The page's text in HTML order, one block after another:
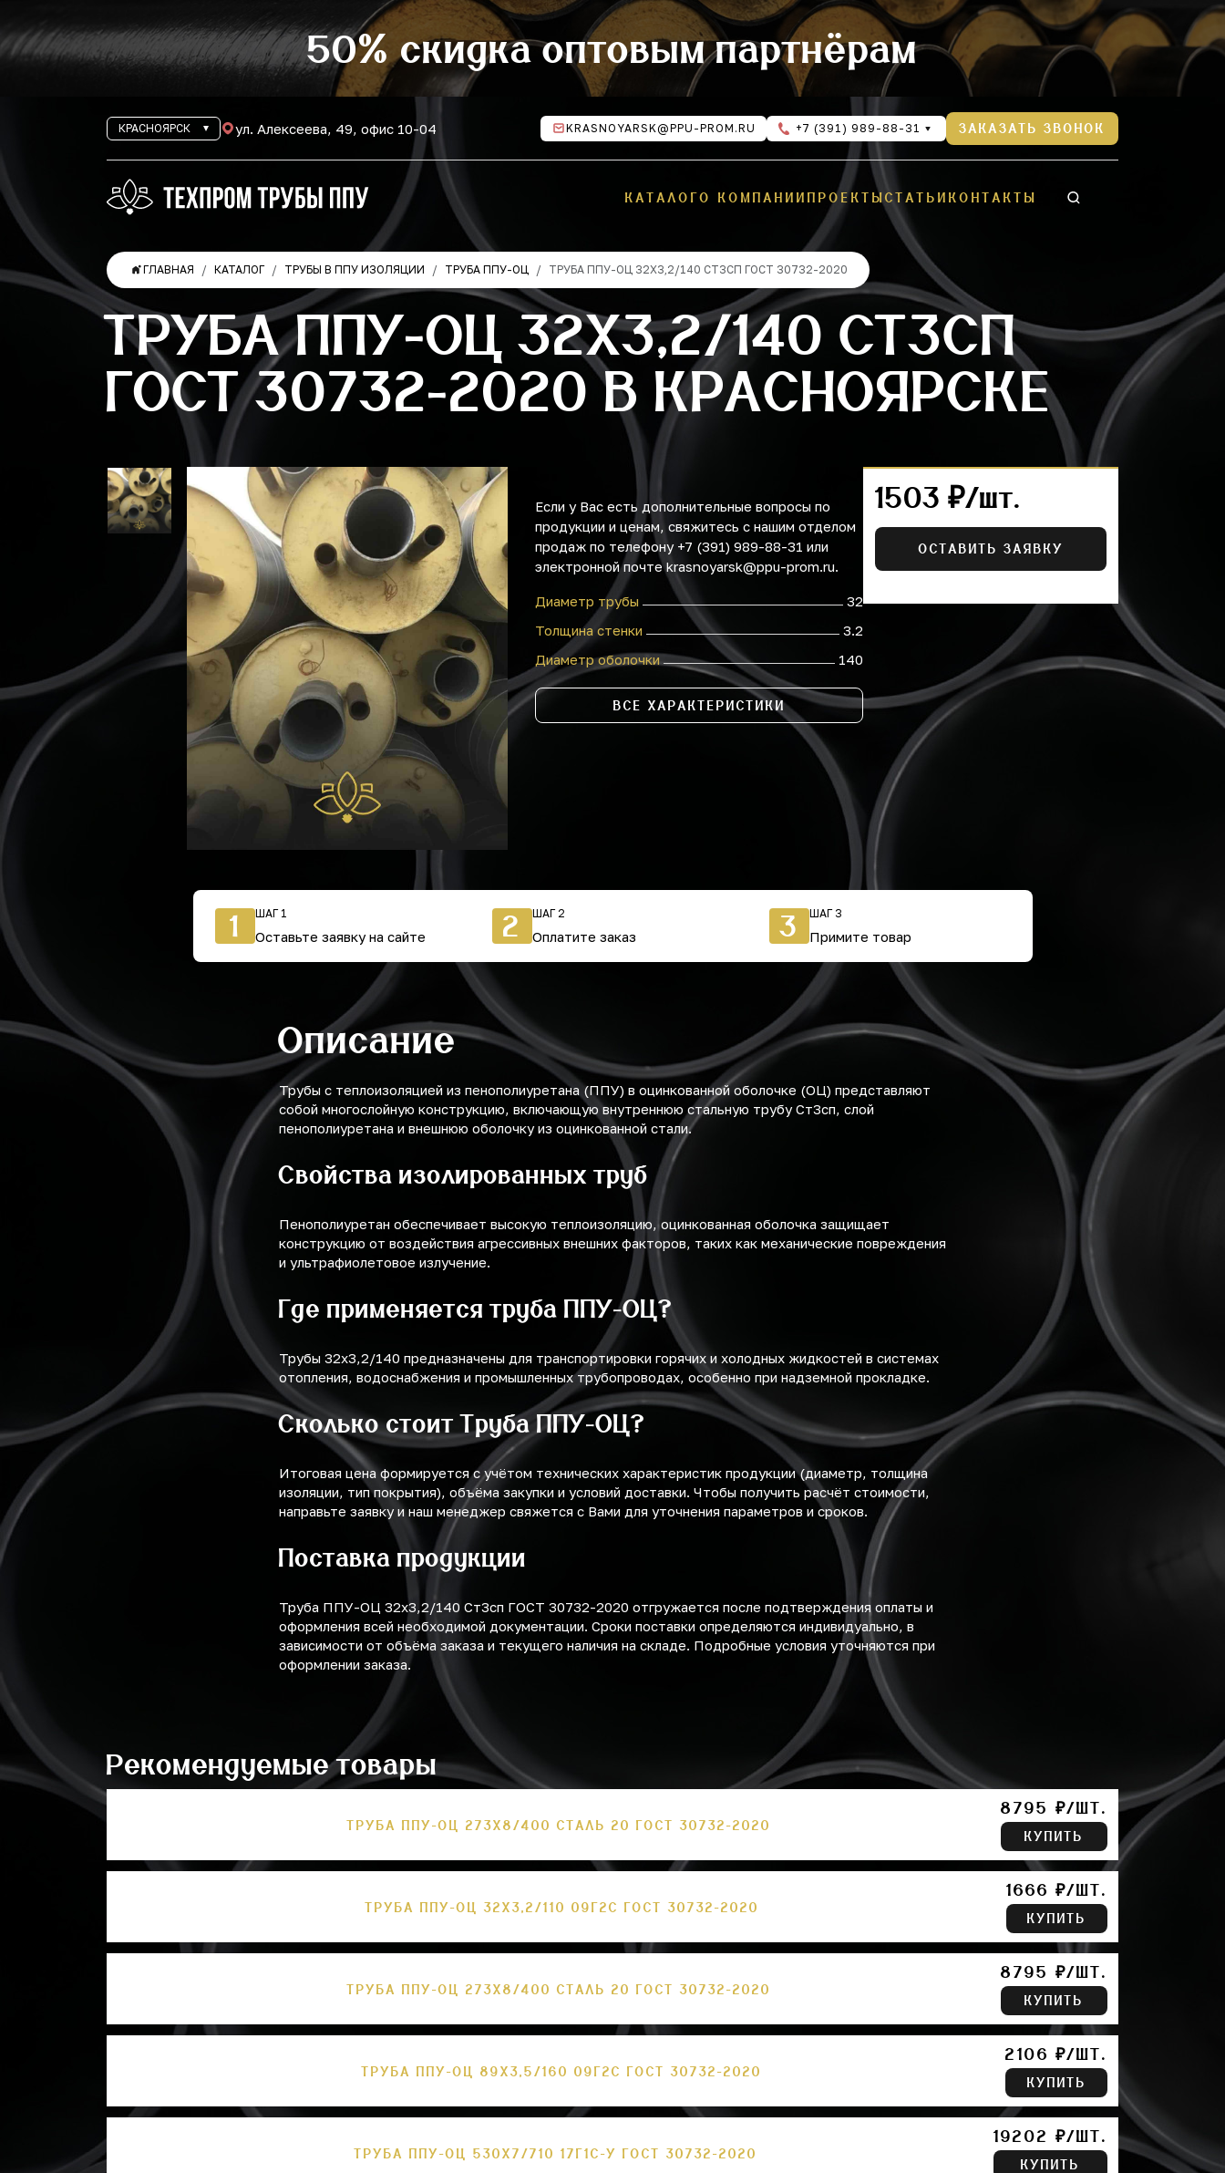
50% скидка оптовым партнёрам
КРАСНОЯРСК ул. Алексеева, 49, офис 10-04 KRASNOYARSK@PPU-PROM.RU +7 (391) 989-88-31 ЗАКАЗАТЬ ЗВОНОК
КАТАЛОГО КОМПАНИИ ПРОЕКТЫСТАТЬИ КОНТАКТЫ
ГЛАВНАЯ КАТАЛОГ ТРУБЫ В ППУ ИЗОЛЯЦИИ ТРУБА ППУ-ОЦ ТРУБА ППУ-ОЦ 32Х3,2/140 СТ3СП ГОСТ 30732-2020
ТРУБА ППУ-ОЦ 32Х3,2/140 СТ3СП
ГОСТ 30732-2020 В КРАСНОЯРСКЕ
Если у Вас есть дополнительные вопросы по
продукции и ценам, свяжитесь с нашим отделом
продаж по телефону +7 (391) 989-88-31 или
электронной почте krasnoyarsk@ppu-prom.ru.
Диаметр трубы
32
Толщина стенки
3.2
Диаметр оболочки
140
ВСЕ ХАРАКТЕРИСТИКИ
1503 ₽/шт.
ОСТАВИТЬ ЗАЯВКУ
1 ШАГ 1
Оставьте заявку на сайте 2 ШАГ 2
Оплатите заказ 3 ШАГ 3
Примите товар
Описание
Трубы с теплоизоляцией из пенополиуретана (ППУ) в оцинкованной оболочке (ОЦ) представляют
собой многослойную конструкцию, включающую внутреннюю стальную трубу Ст3сп, слой
пенополиуретана и внешнюю оболочку из оцинкованной стали.
Свойства изолированных труб
Пенополиуретан обеспечивает высокую теплоизоляцию, оцинкованная оболочка защищает
конструкцию от воздействия агрессивных внешних факторов, таких как механические повреждения
и ультрафиолетовое излучение.
Где применяется труба ППУ-ОЦ?
Трубы 32х3,2/140 предназначены для транспортировки горячих и холодных жидкостей в системах
отопления, водоснабжения и промышленных трубопроводах, особенно при надземной прокладке.
Сколько стоит Труба ППУ-ОЦ?
Итоговая цена формируется с учётом технических характеристик продукции (диаметр, толщина
изоляции, тип покрытия), объёма закупки и условий доставки. Чтобы получить расчёт стоимости,
направьте заявку и наш менеджер свяжется с Вами для уточнения параметров и сроков.
Поставка продукции
Труба ППУ-ОЦ 32х3,2/140 Ст3сп ГОСТ 30732-2020 отгружается после подтверждения оплаты и
оформления всей необходимой документации. Сроки поставки определяются индивидуально, в
зависимости от объёма заказа и текущего наличия на складе. Подробные условия уточняются при
оформлении заказа.
Рекомендуемые товары
ТРУБА ППУ-ОЦ 273Х8/400 СТАЛЬ 20 ГОСТ 30732-2020
8795 ₽/ШТ.
КУПИТЬ
ТРУБА ППУ-ОЦ 32Х3,2/110 09Г2С ГОСТ 30732-2020
1666 ₽/ШТ.
КУПИТЬ
ТРУБА ППУ-ОЦ 273Х8/400 СТАЛЬ 20 ГОСТ 30732-2020
8795 ₽/ШТ.
КУПИТЬ
ТРУБА ППУ-ОЦ 89Х3,5/160 09Г2С ГОСТ 30732-2020
2106 ₽/ШТ.
КУПИТЬ
ТРУБА ППУ-ОЦ 530Х7/710 17Г1С-У ГОСТ 30732-2020
19202 ₽/ШТ.
КУПИТЬ